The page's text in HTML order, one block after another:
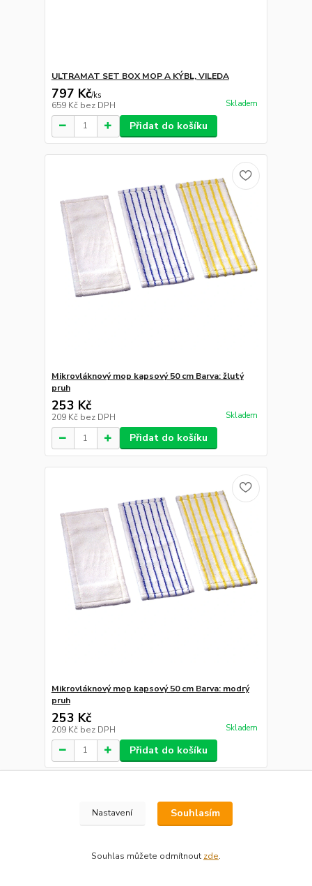
ULTRAMAT SET BOX MOP A KÝBL, VILEDA
797 Kč/ks
659 Kč bez DPH Skladem
Přidat do košíku
Mikrovláknový mop kapsový 50 cm Barva: žlutý
pruh
253 Kč
209 Kč bez DPH Skladem
Přidat do košíku
Mikrovláknový mop kapsový 50 cm Barva: modrý
pruh
253 Kč
209 Kč bez DPH Skladem
Přidat do košíku
Nastavení Souhlasím
Souhlas můžete odmítnout zde.